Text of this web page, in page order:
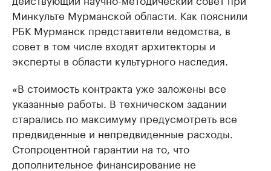
Минкульте Мурманской области. Как пояснили
РБК Мурманск представители ведомства, в
совет в том числе входят архитекторы и
эксперты в области культурного наследия.
«В стоимость контракта уже заложены все
указанные работы. В техническом задании
старались по максимуму предусмотреть все
предвиденные и непредвиденные расходы.
Стопроцентной гарантии на то, что
дополнительное финансирование не